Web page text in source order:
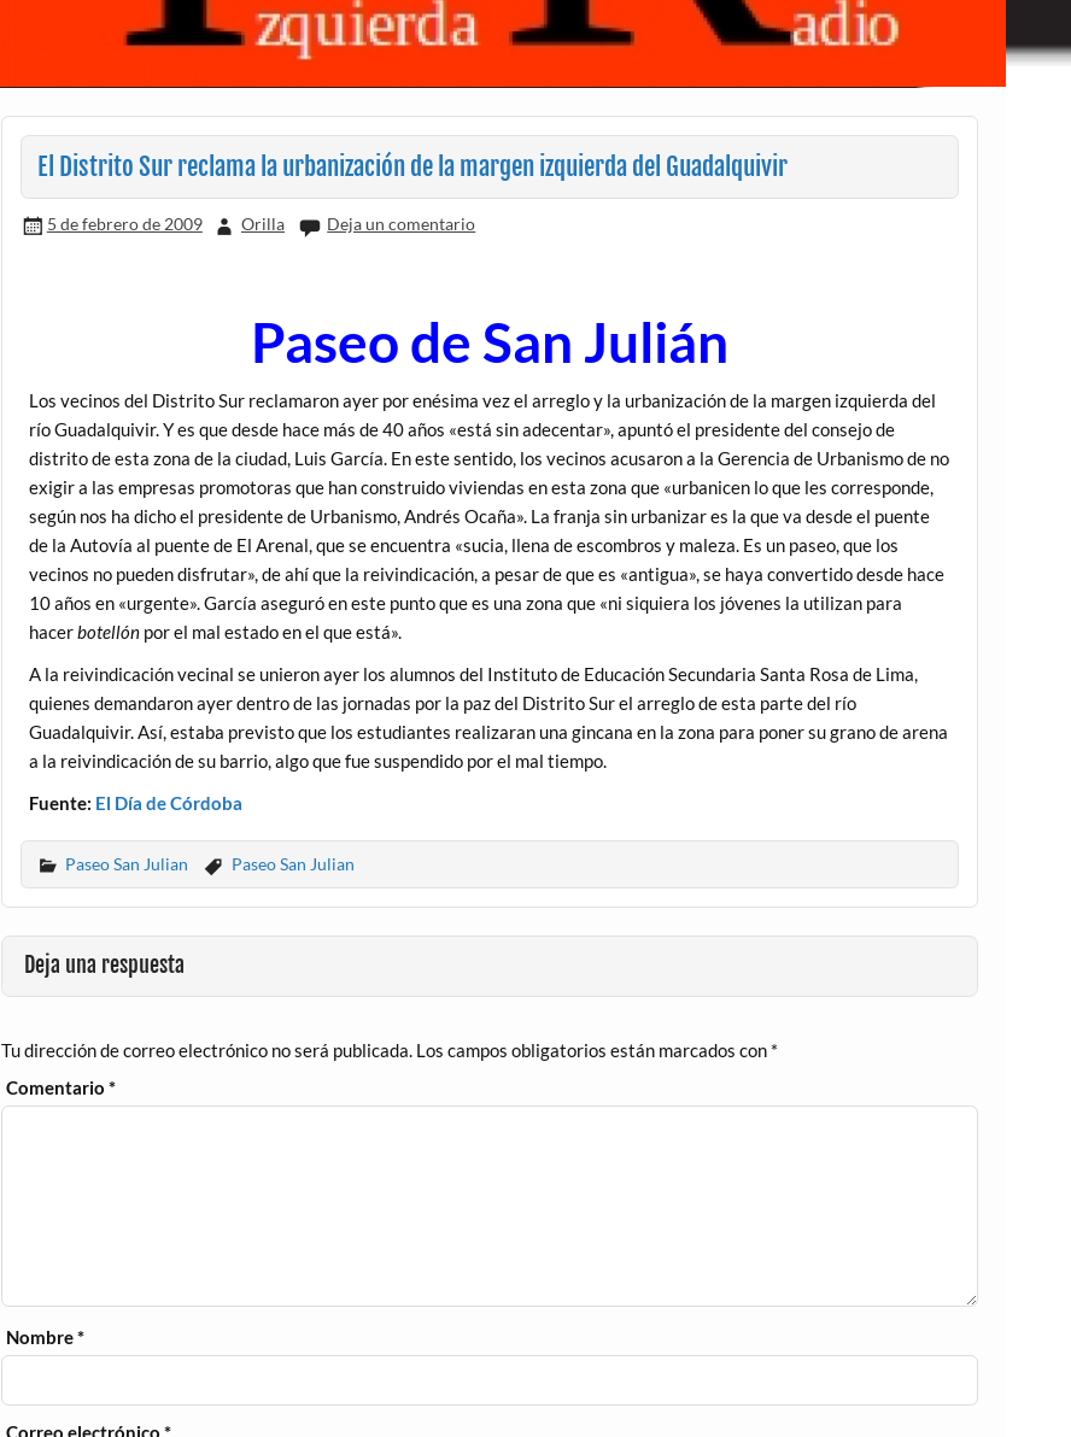
El Distrito Sur reclama la urbanización de la margen izquierda del Guadalquivir
5 de febrero de 2009 Orilla Deja un comentario
Paseo de San Julián
Los vecinos del Distrito Sur reclamaron ayer por enésima vez el arreglo y la urbanización de la margen izquierda del
río Guadalquivir. Y es que desde hace más de 40 años «está sin adecentar», apuntó el presidente del consejo de
distrito de esta zona de la ciudad, Luis García. En este sentido, los vecinos acusaron a la Gerencia de Urbanismo de no
exigir a las empresas promotoras que han construido viviendas en esta zona que «urbanicen lo que les corresponde,
según nos ha dicho el presidente de Urbanismo, Andrés Ocaña». La franja sin urbanizar es la que va desde el puente
de la Autovía al puente de El Arenal, que se encuentra «sucia, llena de escombros y maleza. Es un paseo, que los
vecinos no pueden disfrutar», de ahí que la reivindicación, a pesar de que es «antigua», se haya convertido desde hace
10 años en «urgente». García aseguró en este punto que es una zona que «ni siquiera los jóvenes la utilizan para
hacerbotellón por el mal estado en el que está».
A la reivindicación vecinal se unieron ayer los alumnos del Instituto de Educación Secundaria Santa Rosa de Lima,
quienes demandaron ayer dentro de las jornadas por la paz del Distrito Sur el arreglo de esta parte del río
Guadalquivir. Así, estaba previsto que los estudiantes realizaran una gincana en la zona para poner su grano de arena
a la reivindicación de su barrio, algo que fue suspendido por el mal tiempo.
Fuente: El Día de Córdoba
Paseo San Julian Paseo San Julian
Deja una respuesta
Tu dirección de correo electrónico no será publicada. Los campos obligatorios están marcados con *
Comentario*
Nombre*
Correo electrónico*